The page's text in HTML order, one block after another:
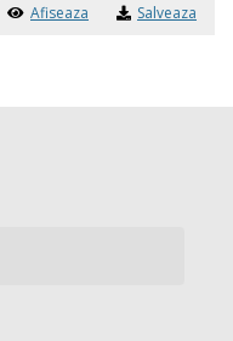
Afiseaza Salveaza